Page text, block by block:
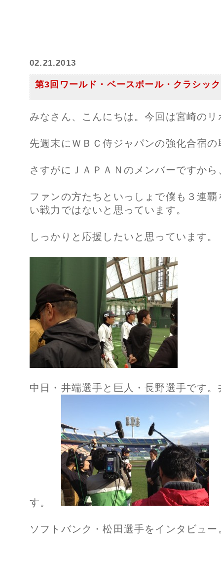
02.21.2013
第3回ワールド・ベースボール・クラシック
みなさん、こんにちは。今回は宮崎の
先週末にＷＢＣ侍ジャパンの強化合宿
さすがにＪＡＰＡＮのメンバーですか
ファンの方たちといっしょで僕も３連
い戦力ではないと思っています。
しっかりと応援したいと思っています。
中日・井端選手と巨人・長野選手です
す。
ソフトバンク・松田選手をインタビュ